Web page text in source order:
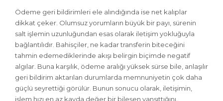
Ödeme geri bildirimleri ele alındığında ise net kalıplar
dikkat çeker. Olumsuz yorumların büyük bir payı, sürenin
salt işlemin uzunluğundan esas olarak iletişim yokluğuyla
bağlantılıdır. Bahisçiler, ne kadar transferin biteceğini
tahmin edemediklerinde akışı belirgin biçimde negatif
algılar. Buna karşılık, ödeme aralığı yüksek sürse bile, anlaşılır
geri bildirim aktarılan durumlarda memnuniyetin çok daha
güçlü seyrettiği görülür. Bunun sonucu olarak, iletişimin,
işlem hızı en az kayda değer bir bileşen yansıttığını.